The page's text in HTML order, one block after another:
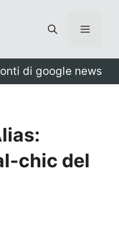
Menu
di google news
chic del